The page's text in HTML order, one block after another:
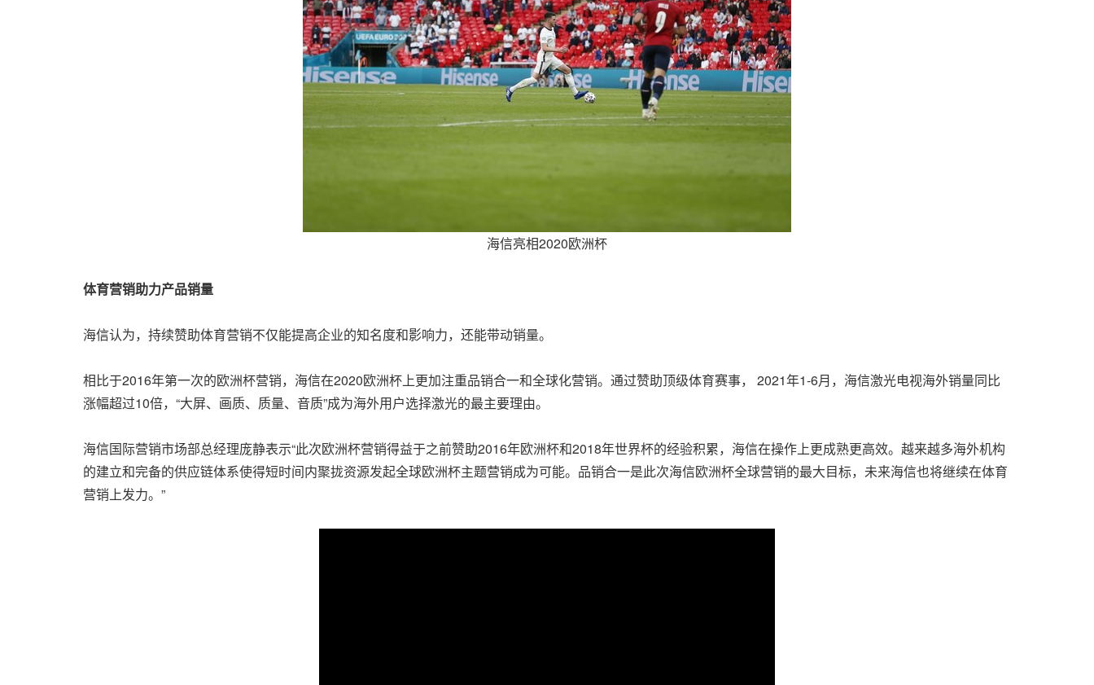
海信亮相2020欧洲杯
体育营销助力产品销量
海信认为，持续赞助体育营销不仅能提高企业的知名度和影响力，还能带动销量。
相比于2016年第一次的欧洲杯营销，海信在2020欧洲杯上更加注重品销合一和全球化营销。通过赞助顶级体育赛事， 2021年1-6月，海信激光电视海外销量同比
涨幅超过10倍，“大屏、画质、质量、音质”成为海外用户选择激光的最主要理由。
海信国际营销市场部总经理庞静表示“此次欧洲杯营销得益于之前赞助2016年欧洲杯和2018年世界杯的经验积累，海信在操作上更成熟更高效。越来越多海外机构
的建立和完备的供应链体系使得短时间内聚拢资源发起全球欧洲杯主题营销成为可能。品销合一是此次海信欧洲杯全球营销的最大目标，未来海信也将继续在体育
营销上发力。”